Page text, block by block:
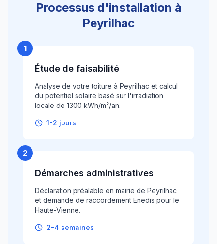
Processus d'installation à
Peyrilhac
1
Étude de faisabilité
Analyse de votre toiture à Peyrilhac et calcul
du potentiel solaire basé sur l'irradiation
locale de 1300 kWh/m²/an.
1-2 jours
2
Démarches administratives
Déclaration préalable en mairie de Peyrilhac
et demande de raccordement Enedis pour le
Haute-Vienne.
2-4 semaines